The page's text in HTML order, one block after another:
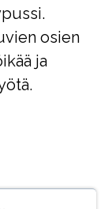
osien
ja